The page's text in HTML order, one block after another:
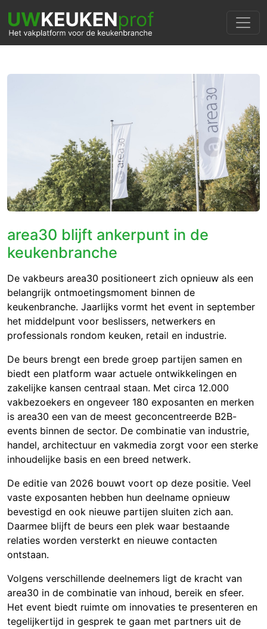
area30 blijft ankerpunt in de
keukenbranche
De vakbeurs area30 positioneert zich opnieuw als een
belangrijk ontmoetingsmoment binnen de
keukenbranche. Jaarlijks vormt het event in september
het middelpunt voor beslissers, netwerkers en
professionals rondom keuken, retail en industrie.
De beurs brengt een brede groep partijen samen en
biedt een platform waar actuele ontwikkelingen en
zakelijke kansen centraal staan. Met circa 12.000
vakbezoekers en ongeveer 180 exposanten en merken
is area30 een van de meest geconcentreerde B2B-
events binnen de sector. De combinatie van industrie,
handel, architectuur en vakmedia zorgt voor een sterke
inhoudelijke basis en een breed netwerk.
De editie van 2026 bouwt voort op deze positie. Veel
vaste exposanten hebben hun deelname opnieuw
bevestigd en ook nieuwe partijen sluiten zich aan.
Daarmee blijft de beurs een plek waar bestaande
relaties worden versterkt en nieuwe contacten
ontstaan.
Volgens verschillende deelnemers ligt de kracht van
area30 in de combinatie van inhoud, bereik en sfeer.
Het event biedt ruimte om innovaties te presenteren en
tegelijkertijd in gesprek te gaan met partners uit de